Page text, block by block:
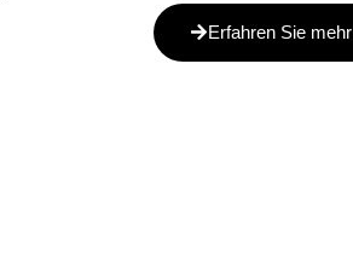
Erfahren Sie mehr